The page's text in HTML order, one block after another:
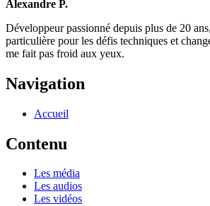
Alexandre P.
Développeur passionné depuis plus de 20
particulière pour les défis techniques et
me fait pas froid aux yeux.
Navigation
Accueil
Contenu
Les média
Les audios
Les vidéos